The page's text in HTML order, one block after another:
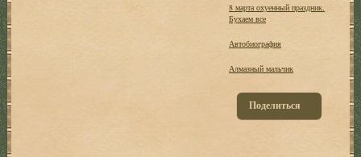
8 марта охуенный праздник.
Бухаем все
Автобиография
Алмазный мальчик
Поделиться